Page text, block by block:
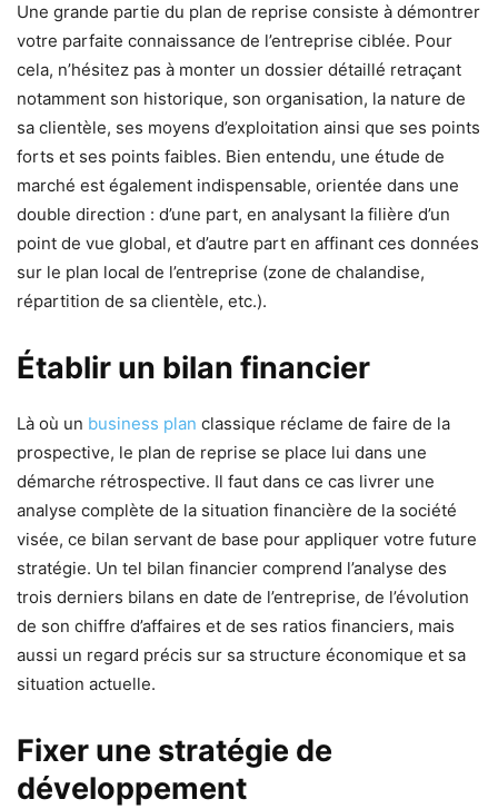
Une grande partie du plan de reprise consiste à démontrer
votre parfaite connaissance de l’entreprise ciblée. Pour
cela, n’hésitez pas à monter un dossier détaillé retraçant
notamment son historique, son organisation, la nature de
sa clientèle, ses moyens d’exploitation ainsi que ses points
forts et ses points faibles. Bien entendu, une étude de
marché est également indispensable, orientée dans une
double direction : d’une part, en analysant la filière d’un
point de vue global, et d’autre part en affinant ces données
sur le plan local de l’entreprise (zone de chalandise,
répartition de sa clientèle, etc.).
Établir un bilan financier
Là où un business plan classique réclame de faire de la
prospective, le plan de reprise se place lui dans une
démarche rétrospective. Il faut dans ce cas livrer une
analyse complète de la situation financière de la société
visée, ce bilan servant de base pour appliquer votre future
stratégie. Un tel bilan financier comprend l’analyse des
trois derniers bilans en date de l’entreprise, de l’évolution
de son chiffre d’affaires et de ses ratios financiers, mais
aussi un regard précis sur sa structure économique et sa
situation actuelle.
Fixer une stratégie de
développement